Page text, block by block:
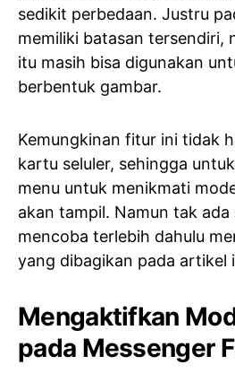
sedikit perbedaan. Justru
memiliki batasan tersendiri,
itu masih bisa digunakan
berbentuk gambar.
Kemungkinan fitur ini tidak
kartu seluler, sehingga
menu untuk menikmati
akan tampil. Namun tak
mencoba terlebih dahulu
yang dibagikan pada artikel
Mengaktifkan
pada Messenger